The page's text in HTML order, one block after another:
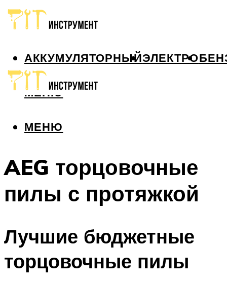
АККУМУЛЯТОРНЫЙЭЛЕКТРО
МЕНЮ
МЕНЮ
AEG торцовочные
пилы с протяжкой
Лучшие бюджетные
торцовочные пилы